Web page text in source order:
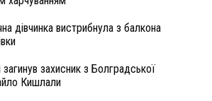
дівчинка вистрибнула з балкона
захисник з Болградської
Кишлали